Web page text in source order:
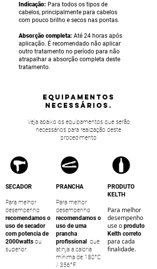
Indicação: Para todos os tipos de
cabelos, principalmente para cabelos
com pouco brilho e secos nas pontas.
Absorção completa: Até 24 horas após
aplicação. É recomendado não aplicar
outro tratamento no período para não
atrapalhar a absorção completa deste
tratamento.
equipamentos
NECESSÁRIOS.
Veja abaixo os equipamentos que serão
necessários para realização deste
procedimento
SECADOR
Para melhor
desempenho
recomendamos o
uso de secador
com potencia de
2000watts ou
superior.
PRANCHA
Para melhor
desempenho
recomendamos o
uso de uma
prancha
profissional que
atinja a caloria
mínima de 180°C
/ 356°F.
PRODUTO
KELTH
Para melhor
desempenho
use o produto
Kelth correto
para cada
finalidade.